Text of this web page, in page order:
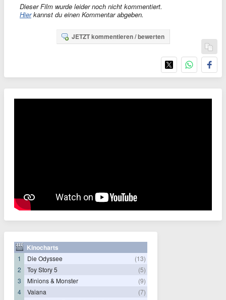
Dieser Film wurde leider noch nicht kommentiert.
Hierkannst du einen Kommentar abgeben.
JETZT kommentieren / bewerten
Kinocharts
1 Die Odyssee
(13)
2
Toy Story 5
(5)
3
Minions & Monster
(9)
4
Vaiana
(7)